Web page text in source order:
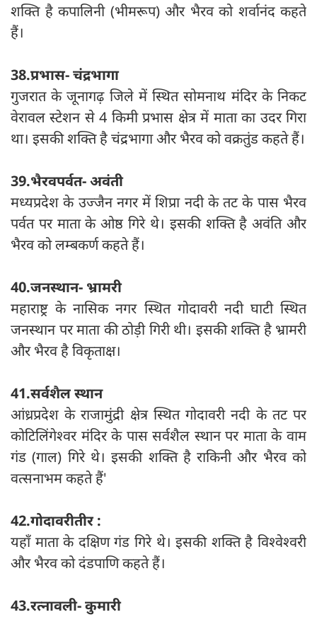
शक्ति है कपालिनी (भीमरूप) और भैरव को शर्वानंद कहते
हैं।
38.प्रभास- चंद्रभागा
गुजरात के जूनागढ़ जिले में स्थित सोमनाथ मंदिर के निकट
वेरावल स्टेशन से 4 किमी प्रभास क्षेत्र में माता का उदर गिरा
था। इसकी शक्ति है चंद्रभागा और भैरव को वक्रतुंड कहते हैं।
39.भैरवपर्वत- अवंती
मध्यप्रदेश के ‍उज्जैन नगर में शिप्रा नदी के तट के पास भैरव
पर्वत पर माता के ओष्ठ गिरे थे। इसकी शक्ति है अवंति और
भैरव को लम्बकर्ण कहते हैं।
40.जनस्थान- भ्रामरी
महाराष्ट्र के नासिक नगर स्थित गोदावरी नदी घाटी स्थित
जनस्थान पर माता की ठोड़ी गिरी थी। इसकी शक्ति है भ्रामरी
और भैरव है विकृताक्ष।
41.सर्वशैल स्थान
आंध्रप्रदेश के राजामुंद्री क्षेत्र स्थित गोदावरी नदी के तट पर
कोटिलिंगेश्वर मंदिर के पास सर्वशैल स्थान पर माता के वाम
गंड (गाल) गिरे थे। इसकी शक्ति है रा‍किनी और भैरव को
वत्सनाभम कहते हैं'
42.गोदावरीतीर :
यहाँ माता के दक्षिण गंड गिरे थे। इसकी शक्ति है विश्वेश्वरी
और भैरव को दंडपाणि कहते हैं।
43.रत्नावली- कुमारी